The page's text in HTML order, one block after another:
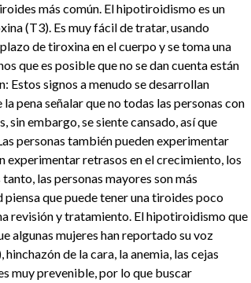
más común. El hipotiroidismo es un
(T3). Es muy fácil de tratar, usando
de tiroxina en el cuerpo y se toma una
que es posible que no se dan cuenta están
Estos signos a menudo se desarrollan
pena señalar que no todas las personas con
embargo, se siente cansado, así que
personas también pueden experimentar
experimentar retrasos en el crecimiento, los
las personas mayores son más
que puede tener una tiroides poco
revisión y tratamiento. El hipotiroidismo que
algunas mujeres han reportado su voz
de la cara, la anemia, las cejas
muy prevenible, por lo que buscar